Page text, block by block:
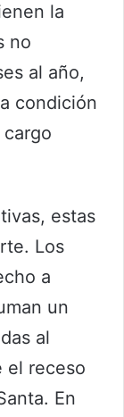
la
no
al año,
condición
estas
Los
a
un
al
el receso
En